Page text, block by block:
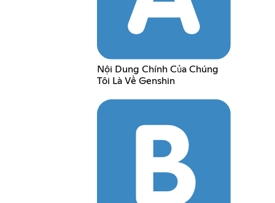
Nội Dung Chính Của Chúng
Tôi Là Về Genshin